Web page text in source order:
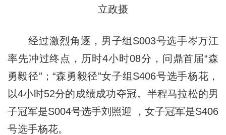
立政摄
经过激烈角逐，男子组S003号选手岑万江
率先冲过终点，历时4小时08分，问鼎首届“森
勇毅径”；“森勇毅径”女子组S406号选手杨花，
以4小时52分的成绩成功夺冠。半程马拉松的男
子冠军是S004号选手刘照迎 ，女子冠军是S406
号选手杨花。